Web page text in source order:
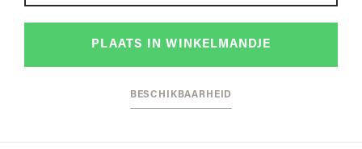
PLAATS IN WINKELMANDJE
BESCHIKBAARHEID